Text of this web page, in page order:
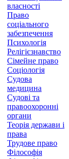
власності
Право
соціального
забезпечення
Психологія
Релігієзнавство
Сімейне право
Соціологія
Судова
медицина
Судові та
правоохоронні
органи
Теорія держави і
права
Трудове право
Філософія